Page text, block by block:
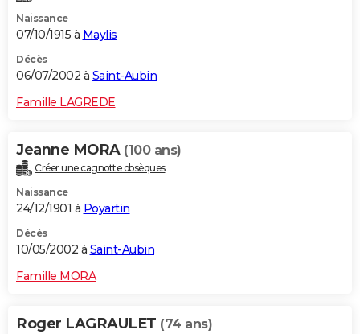
Naissance
07/10/1915 à Maylis
Décès
06/07/2002 à Saint-Aubin
Famille LAGREDE
Jeanne MORA (100 ans)
Créer une cagnotte obsèques
Naissance
24/12/1901 à Poyartin
Décès
10/05/2002 à Saint-Aubin
Famille MORA
Roger LAGRAULET (74 ans)